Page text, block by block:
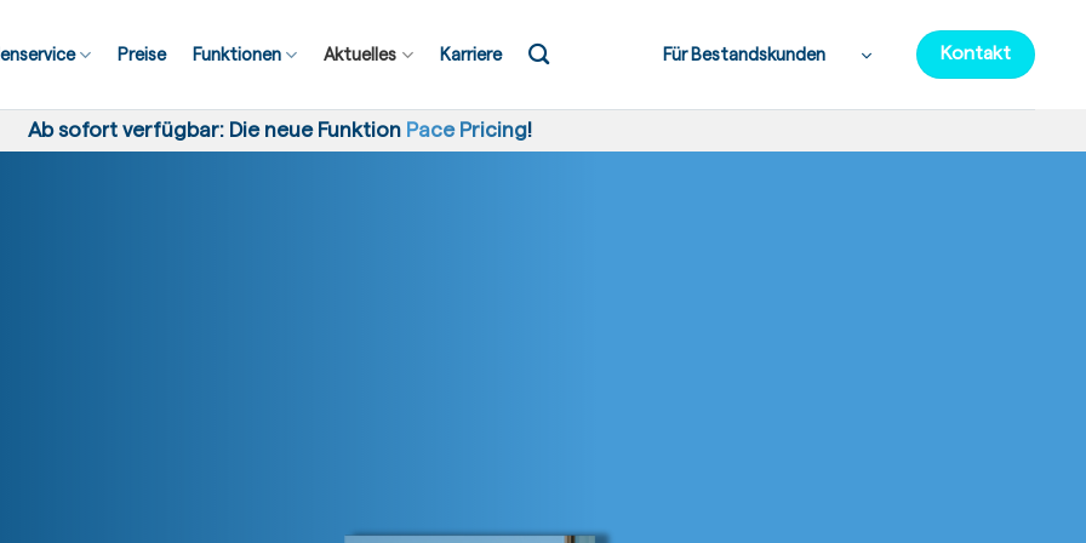
Preise Funktionen Aktuelles Karriere Für Bestandskunden Kontakt
Ab sofort verfügbar: Die neue Funktion Pace Pricing!